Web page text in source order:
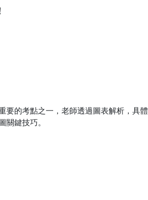
要的考點之一，老師透過圖表解析，具體
關鍵技巧。